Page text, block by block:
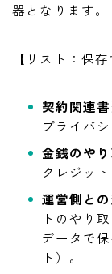
器となります。
【リスト：保
契約関連書
プライバ
金銭のや
クレジッ
運営側との
トのやり
データで
ト）。